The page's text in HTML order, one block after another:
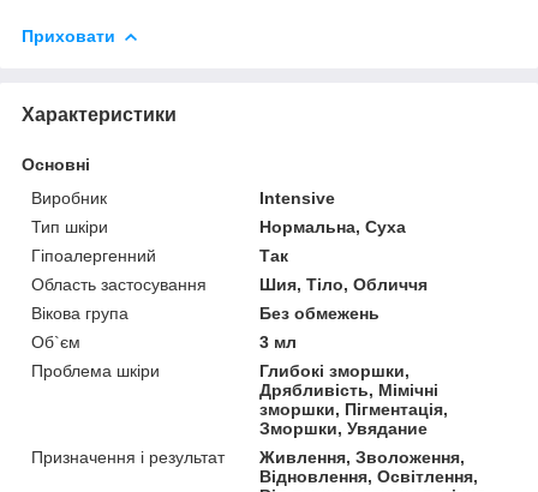
Приховати
Характеристики
Основні
Виробник
Intensive
Тип шкіри
Нормальна, Суха
Гіпоалергенний
Так
Область застосування
Шия, Тіло, Обличчя
Вікова група
Без обмежень
Об`єм
3 мл
Проблема шкіри
Глибокі зморшки,
Дрябливість, Мімічні
зморшки, Пігментація,
Зморшки, Увядание
Призначення і результат
Живлення, Зволоження,
Відновлення, Освітлення,